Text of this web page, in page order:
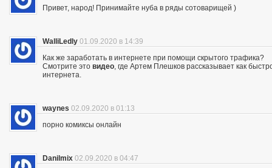
Привет, народ! Принимайте нуба в ряды сотоварищей )
WalliLedly 01.09.2020 в 14:39
Как же заработать в интернете при помощи скрытого трафика?
Смотрите это видео, где Артем Плешков рассказывает как
интернета.
waynes 02.09.2020 в 01:13
порно комиксы онлайн
Danilmix 02.09.2020 в 04:47